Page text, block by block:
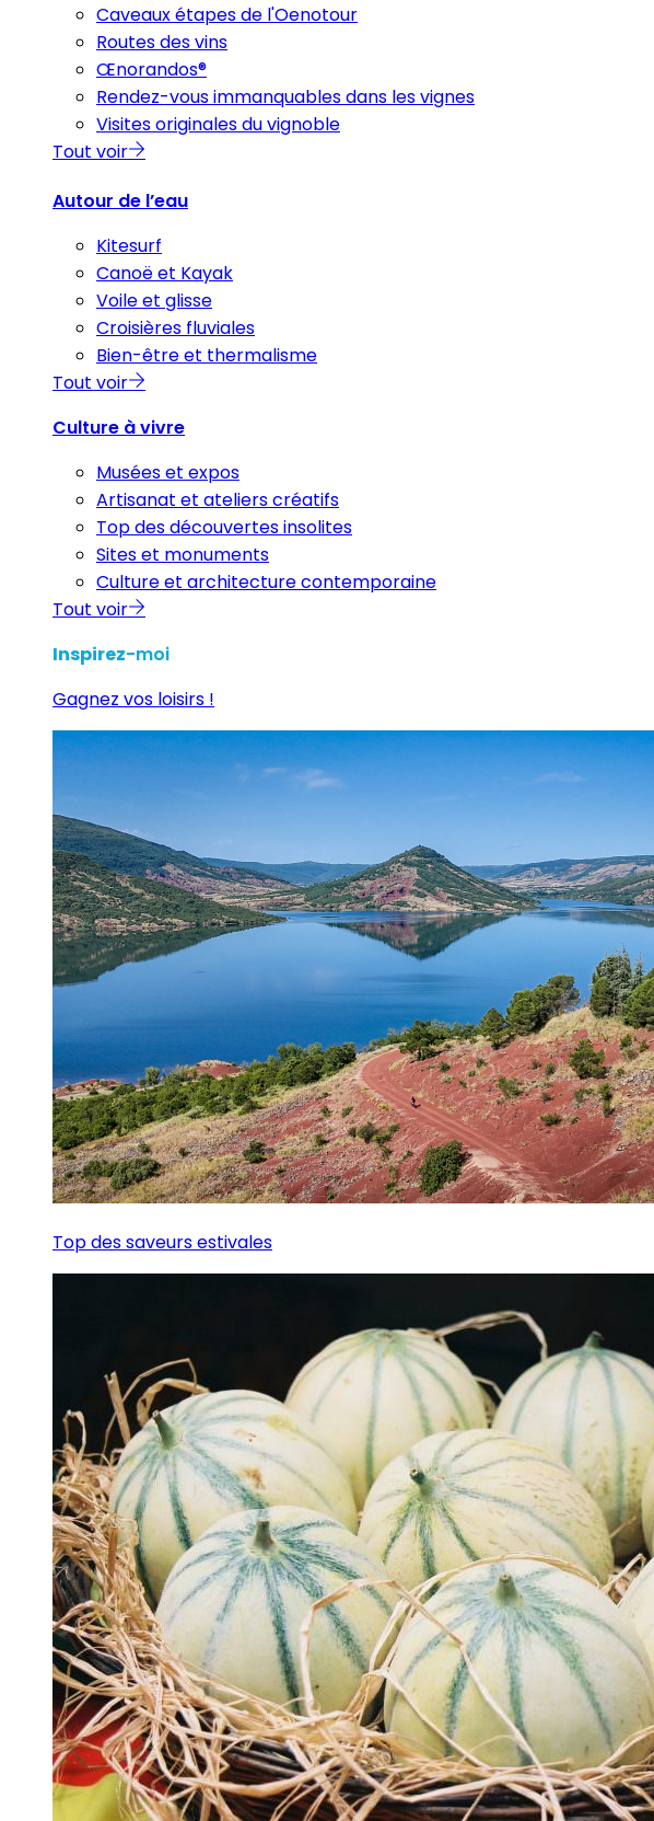
Caveaux étapes de l'Oenotour
Routes des vins
Œnorandos®
Rendez-vous immanquables dans les vignes
Visites originales du vignoble
Tout voir
Autour de l’eau
Kitesurf
Canoë et Kayak
Voile et glisse
Croisières fluviales
Bien-être et thermalisme
Tout voir
Culture à vivre
Musées et expos
Artisanat et ateliers créatifs
Top des découvertes insolites
Sites et monuments
Culture et architecture contemporaine
Tout voir
Inspirez-moi
Gagnez vos loisirs !
Top des saveurs estivales